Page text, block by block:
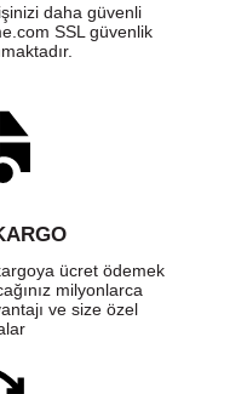
daha güvenli
SSL güvenlik
ücret ödemek
milyonlarca
ve size özel